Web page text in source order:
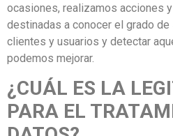
ocasiones, realizamos acciones
destinadas a conocer el grado
clientes y usuarios y detectar
podemos mejorar.
¿CUÁL ES LA
PARA EL